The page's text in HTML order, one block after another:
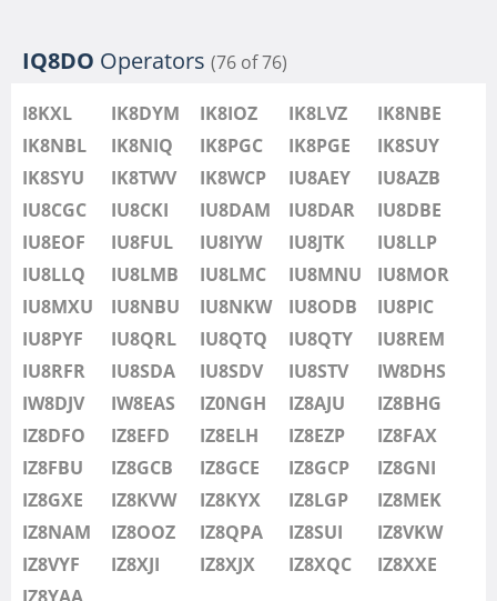
IU8LLQ
IU8LMB
IU8LMC
IU8MNU
IU8MOR
IU8MXU
IU8NBU
IU8NKW
IU8ODB
IU8PIC
IU8PYF
IU8QRL
IU8QTQ
IU8QTY
IU8REM
IU8RFR
IU8SDA
FT4 FT4 SSB
FT8
IQ8DO Operators (76 of 76)
I8KXL IK8DYM IK8IOZ IK8LVZ
IK8NBE
IK8NBL
IK8NIQ IK8PGC IK8PGE
IK8SUY
IK8SYU
IK8TWV IK8WCP IU8AEY
IU8AZB
IU8CGC
IU8CKI IU8DAM IU8DAR
IU8DBE
IU8EOF
IU8FUL IU8IYW IU8JTK
IU8LLP
IU8LLQ
IU8LMB IU8LMC IU8MNU
IU8MOR
IU8MXU
IU8NBU IU8NKW IU8ODB
IU8PIC
IU8PYF
IU8QRL IU8QTQ IU8QTY
IU8REM
IU8RFR
IU8SDA IU8SDV IU8STV
IW8DHS
IW8DJV
IW8EAS IZ0NGH IZ8AJU
IZ8BHG
IZ8DFO
IZ8EFD IZ8ELH IZ8EZP
IZ8FAX
IZ8FBU
IZ8GCB IZ8GCE IZ8GCP
IZ8GNI
IZ8GXE
IZ8KVW IZ8KYX IZ8LGP
IZ8MEK
IZ8NAM
IZ8OOZ IZ8QPA IZ8SUI
IZ8VKW
IZ8VYF
IZ8XJI IZ8XJX IZ8XQC
IZ8XXE